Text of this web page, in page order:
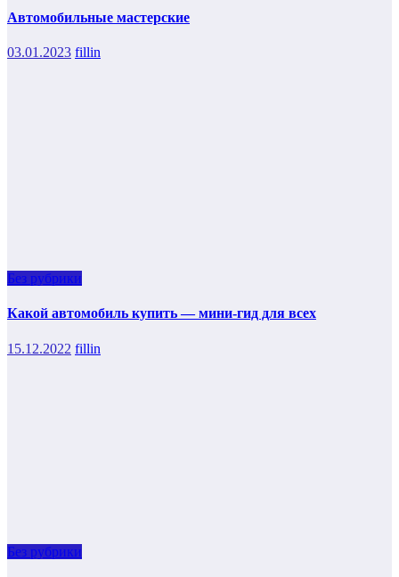
Автомобильные мастерские
03.01.2023 fillin
Без рубрики
Какой автомобиль купить — мини-гид для всех
15.12.2022 fillin
Без рубрики